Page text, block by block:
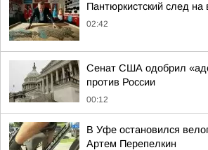
Пантюркистский след
02:42
Сенат США одобрил
против России
00:12
В Уфе остановился
Артем Перепелкин